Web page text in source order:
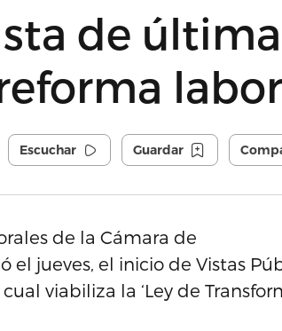
de última
Escuchar Guardar
de la Cámara de
el jueves, el inicio de Vistas
viabiliza la ‘Ley de